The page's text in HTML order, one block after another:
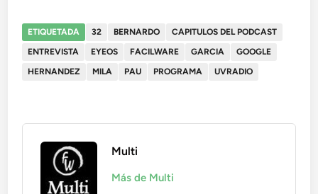
ETIQUETADA 32 BERNARDO
CAPITULOS DEL PODCAST
ENTREVISTA
EYEOS FACILWARE GARCIA
GOOGLE
HERNANDEZ
MILA PAU PROGRAMA UVRADIO
Multi
Más de Multi